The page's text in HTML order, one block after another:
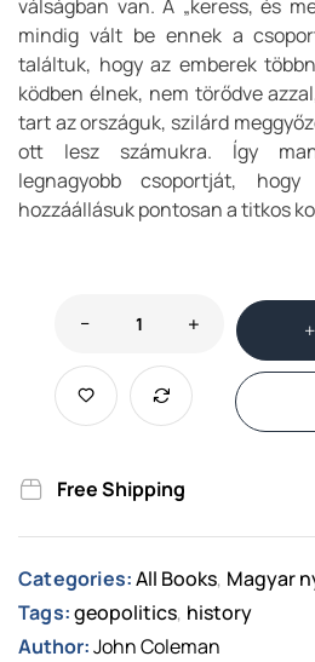
válságban van. A „keress, és
mindig vált be ennek a
találtuk, hogy az emberek
ködben élnek, nem törődve
tart az országuk, szilárd
ott lesz számukra. Így
legnagyobb csoportját,
hozzáállásuk pontosan a titkos
Free Shipping
Categories: All Books, Magyar
Tags:geopolitics, history
Author:John Coleman